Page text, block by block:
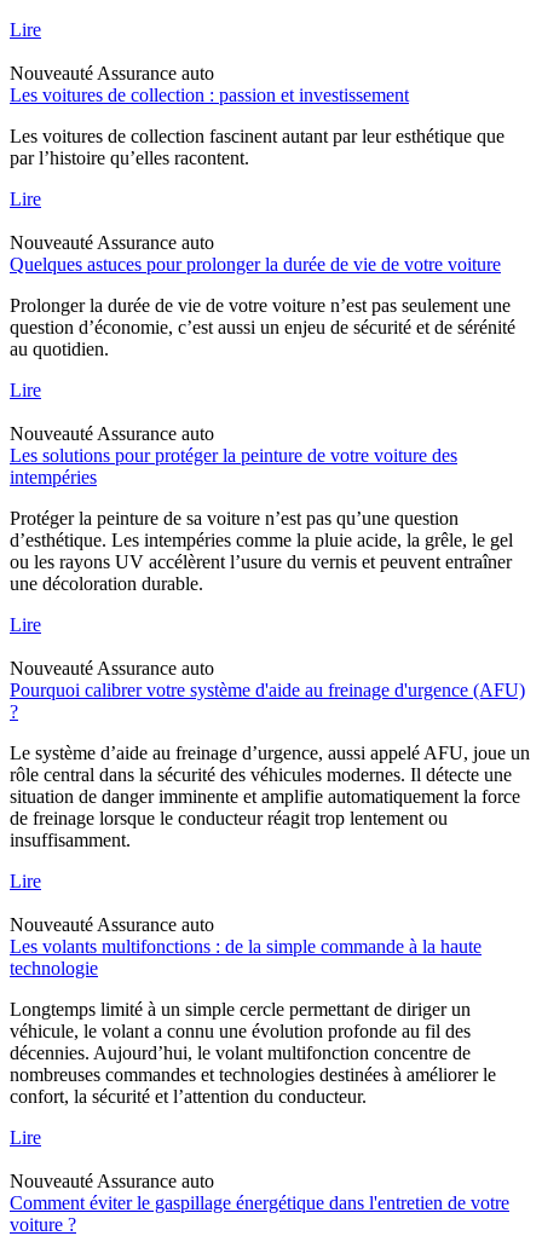
Lire
Nouveauté Assurance auto
Les voitures de collection : passion et investissement
Les voitures de collection fascinent autant par leur esthétique que
par l’histoire qu’elles racontent.
Lire
Nouveauté Assurance auto
Quelques astuces pour prolonger la durée de vie de votre voiture
Prolonger la durée de vie de votre voiture n’est pas seulement une
question d’économie, c’est aussi un enjeu de sécurité et de sérénité
au quotidien.
Lire
Nouveauté Assurance auto
Les solutions pour protéger la peinture de votre voiture des
intempéries
Protéger la peinture de sa voiture n’est pas qu’une question
d’esthétique. Les intempéries comme la pluie acide, la grêle, le gel
ou les rayons UV accélèrent l’usure du vernis et peuvent entraîner
une décoloration durable.
Lire
Nouveauté Assurance auto
Pourquoi calibrer votre système d'aide au freinage d'urgence (AFU)
?
Le système d’aide au freinage d’urgence, aussi appelé AFU, joue un
rôle central dans la sécurité des véhicules modernes. Il détecte une
situation de danger imminente et amplifie automatiquement la force
de freinage lorsque le conducteur réagit trop lentement ou
insuffisamment.
Lire
Nouveauté Assurance auto
Les volants multifonctions : de la simple commande à la haute
technologie
Longtemps limité à un simple cercle permettant de diriger un
véhicule, le volant a connu une évolution profonde au fil des
décennies. Aujourd’hui, le volant multifonction concentre de
nombreuses commandes et technologies destinées à améliorer le
confort, la sécurité et l’attention du conducteur.
Lire
Nouveauté Assurance auto
Comment éviter le gaspillage énergétique dans l'entretien de votre
voiture ?